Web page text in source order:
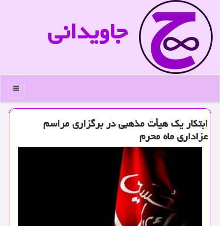
جاویدانی
منو
ابتكار یك هیأت مذهبی در برگزاری مراسم
عزاداری ماه محرم